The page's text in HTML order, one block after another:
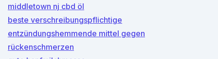
middletown nj cbd öl
beste verschreibungspflichtige
entzündungshemmende mittel gegen
rückenschmerzen